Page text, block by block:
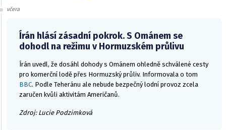
včera
Írán hlásí zásadní pokrok. S Ománem se
dohodl na režimu v Hormuzském průlivu
Írán uvedl, že dosáhl dohody s Ománem ohledně schválené cesty
pro komerční lodě přes Hormuzský průliv. Informovala o tom
BBC. Podle Teheránu ale nebude bezpečný lodní provoz zcela
zaručen kvůli aktivitám Američanů.
Zdroj: Lucie Podzimková